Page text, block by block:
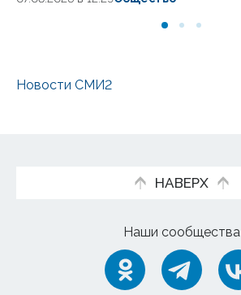
Новости СМИ2
НАВЕРХ
Наши сообщества